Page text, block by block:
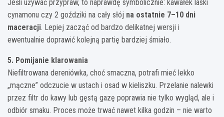
Jeśli używać przypraw, to naprawdę symbolicznie: kawałek laski
cynamonu czy 2 goździki na cały słój na ostatnie 7–10 dni
maceracji. Lepiej zacząć od bardzo delikatnej wersji i
ewentualnie doprawić kolejną partię bardziej śmiało.
5. Pomijanie klarowania
Niefiltrowana dereniówka, choć smaczna, potrafi mieć lekko
„mączne” odczucie w ustach i osad w kieliszku. Przelanie nalewki
przez filtr do kawy lub gęstą gazę poprawia nie tylko wygląd, ale i
odbiór smaku. Proces może trwać nawet kilka godzin – nie warto